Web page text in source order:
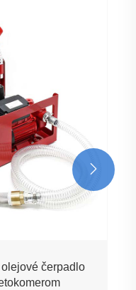
12V hadicou a
čerpadla
